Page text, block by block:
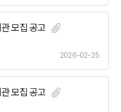
모집 공고
2026-02-25
모집 공고